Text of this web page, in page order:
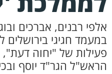
רבנים, אברכים
חגיגי בירושלים
של "יחוה דעת",
הגר"ד יוסף